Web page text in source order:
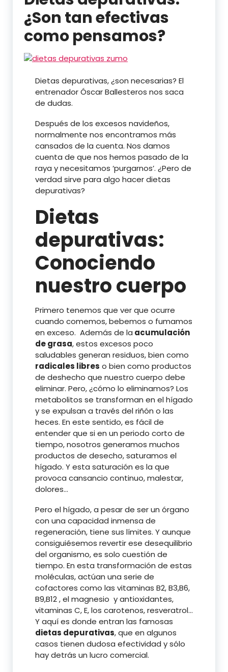
¿Son tan efectivas
como pensamos?
Dietas depurativas, ¿son necesarias? El
entrenador Óscar Ballesteros nos saca
de dudas.
Después de los excesos navideños,
normalmente nos encontramos más
cansados de la cuenta. Nos damos
cuenta de que nos hemos pasado de la
raya y necesitamos ‘purgarnos’. ¿Pero de
verdad sirve para algo hacer dietas
depurativas?
Dietas
depurativas:
Conociendo
nuestro cuerpo
Primero tenemos que ver que ocurre
cuando comemos, bebemos o fumamos
en exceso. Además de la acumulación
de grasa, estos excesos poco
saludables generan residuos, bien como
radicales libres o bien como productos
de deshecho que nuestro cuerpo debe
eliminar. Pero, ¿cómo lo eliminamos? Los
metabolitos se transforman en el hígado
y se expulsan a través del riñón o las
heces. En este sentido, es fácil de
entender que si en un periodo corto de
tiempo, nosotros generamos muchos
productos de desecho, saturamos el
hígado. Y esta saturación es la que
provoca cansancio continuo, malestar,
dolores…
Pero el hígado, a pesar de ser un órgano
con una capacidad inmensa de
regeneración, tiene sus límites. Y aunque
consiguiésemos revertir ese desequilibrio
del organismo, es solo cuestión de
tiempo. En esta transformación de estas
moléculas, actúan una serie de
cofactores como las vitaminas B2, B3,B6,
B9,B12 , el magnesio y antioxidantes,
vitaminas C, E, los carotenos, resveratrol…
Y aquí es donde entran las famosas
dietas depurativas, que en algunos
casos tienen dudosa efectividad y sólo
hay detrás un lucro comercial.